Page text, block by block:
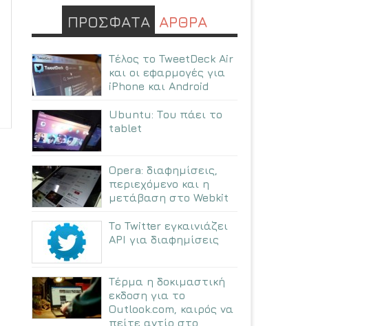
ΠΡΟΣΦΑΤΑ ΑΡΘΡΑ
Τέλος το TweetDeck Air
και οι εφαρμογές για
iPhone και Android
Ubuntu: Tου πάει το
tablet
Opera: διαφημίσεις,
περιεχόμενο και η
μετάβαση στο Webkit
Το Twitter εγκαινιάζει
API για διαφημίσεις
Τέρμα η δοκιμαστική
εκδοση για το
Outlook.com, καιρός να
πείτε αντίο στο